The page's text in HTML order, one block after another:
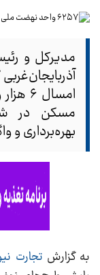
مدیرکل و
مسکن در
بهره‌برداری و
به گزارش تجارت